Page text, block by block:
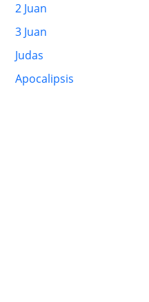
2 Juan
3 Juan
Judas
Apocalipsis